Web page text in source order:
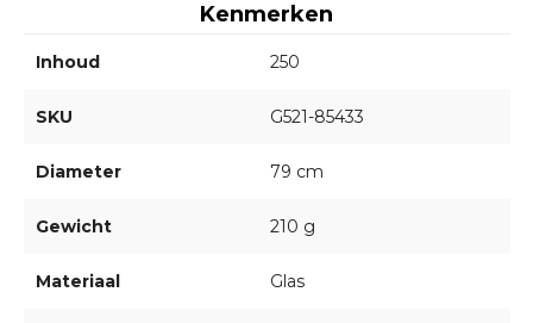
Kenmerken
Inhoud 250
SKU G521-85433
Diameter 79 cm
Gewicht 210 g
Materiaal Glas